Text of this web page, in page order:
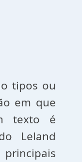
tipos ou
em que
texto é
Leland